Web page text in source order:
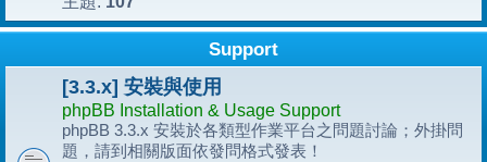
Support
[3.3.x] 安裝與使用
phpBB Installation & Usage Support
phpBB 3.3.x 安裝於各類型作業平台之問題討論；外掛問
題，請到相關版面依發問格式發表！